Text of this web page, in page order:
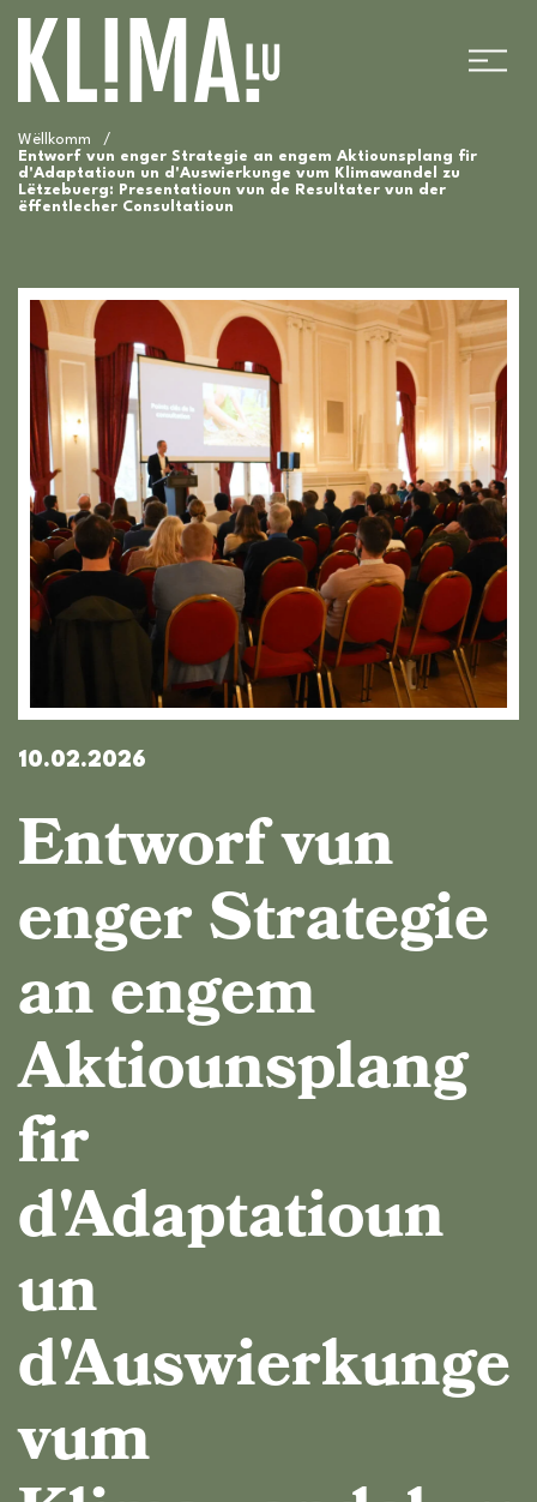
Wëllkomm
/
Entworf vun enger Strategie an engem Aktiounsplang fir
d'Adaptatioun un d'Auswierkunge vum Klimawandel zu
Lëtzebuerg: Presentatioun vun de Resultater vun der
ëffentlecher Consultatioun
10.02.2026
Entworf vun
enger Strategie
an engem
Aktiounsplang
fir
d'Adaptatioun
un
d'Auswierkunge
vum